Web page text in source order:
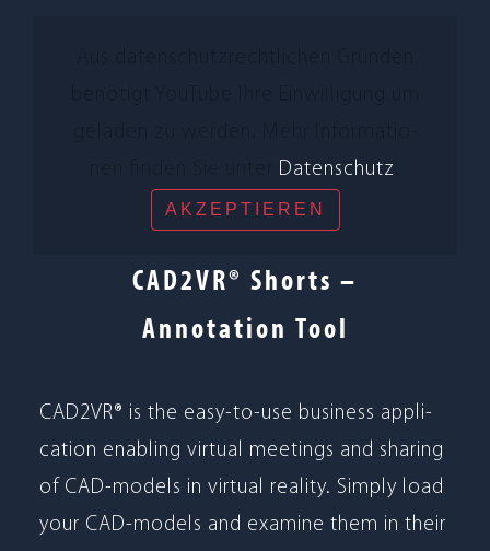
Daten­schutz
AKZEP­TIE­REN
CAD2VR® Shorts –
Annotation Tool
CAD2VR® is the easy-to-use busi­ness appli­
ca­tion enab­ling vir­tual mee­tings and sha­ring
of CAD-models in vir­tual rea­lity. Sim­ply load
your CAD-models and examine them in their